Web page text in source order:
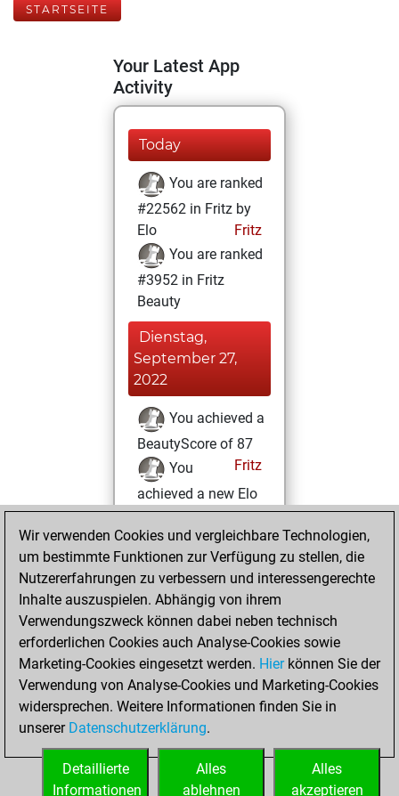
STARTSEITE
Your Latest App
Activity
Today
You are ranked
#22562 in Fritz by
Elo
Fritz
You are ranked
#3952 in Fritz
Beauty
Dienstag,
September 27,
2022
You achieved a
BeautyScore of 87
Fritz
You
achieved a new Elo
of 1481
Mittwoch, Juni
22, 2022
You won
against Fritz
Fritz
Dienstag, Juni 14,
2022
You created
your Fritz account
Wir verwenden Cookies und vergleichbare Technologien,
um bestimmte Funktionen zur Verfügung zu stellen, die
Nutzererfahrungen zu verbessern und interessengerechte
Inhalte auszuspielen. Abhängig von ihrem
Verwendungszweck können dabei neben technisch
erforderlichen Cookies auch Analyse-Cookies sowie
Marketing-Cookies eingesetzt werden. Hierkönnen Sie der
Verwendung von Analyse-Cookies und Marketing-Cookies
widersprechen. Weitere Informationen finden Sie in
unserer Datenschutzerklärung.
Alles
akzeptieren
Alles
ablehnen
Detaillierte
Informationen